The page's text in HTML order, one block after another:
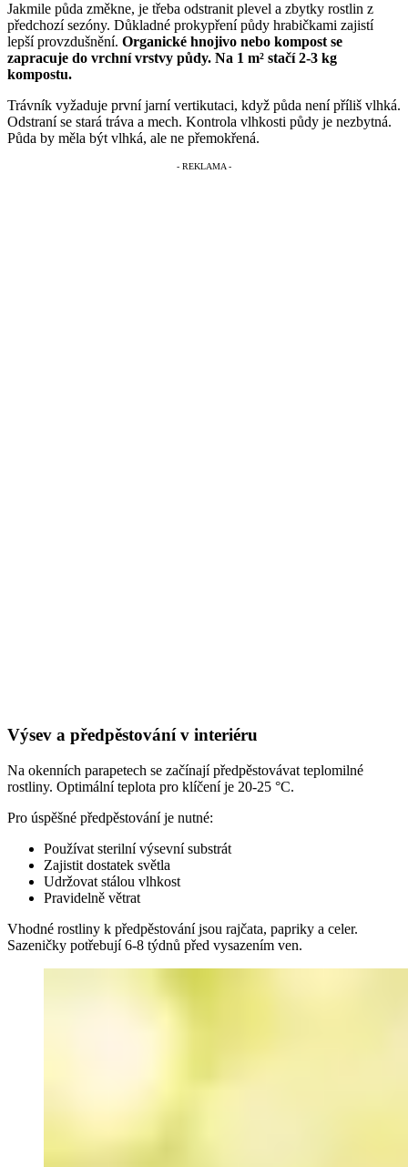
Jakmile půda změkne, je třeba odstranit plevel a zbytky rostlin z
předchozí sezóny. Důkladné prokypření půdy hrabičkami zajistí
lepší provzdušnění. Organické hnojivo nebo kompost se
zapracuje do vrchní vrstvy půdy. Na 1 m² stačí 2-3 kg
kompostu.
Trávník vyžaduje první jarní vertikutaci, když půda není příliš vlhká.
Odstraní se stará tráva a mech. Kontrola vlhkosti půdy je nezbytná.
Půda by měla být vlhká, ale ne přemokřená.
Výsev a předpěstování v interiéru
Na okenních parapetech se začínají předpěstovávat teplomilné
rostliny. Optimální teplota pro klíčení je 20-25 °C.
Pro úspěšné předpěstování je nutné:
Používat sterilní výsevní substrát
Zajistit dostatek světla
Udržovat stálou vlhkost
Pravidelně větrat
Vhodné rostliny k předpěstování jsou rajčata, papriky a celer.
Sazeničky potřebují 6-8 týdnů před vysazením ven.